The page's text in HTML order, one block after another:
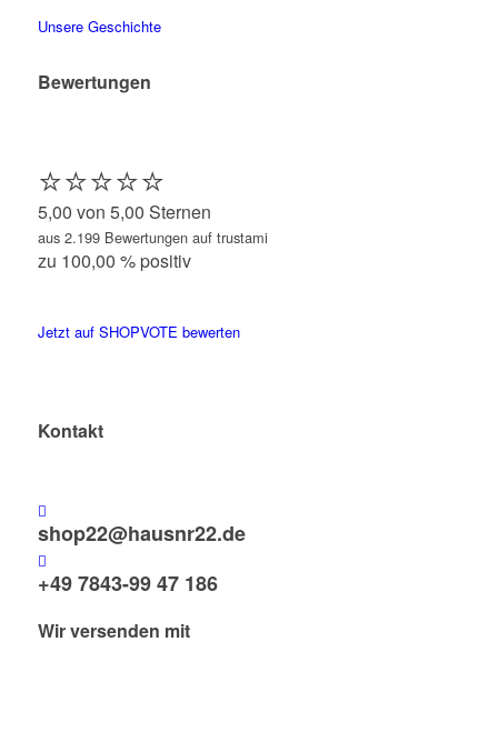
Unsere Geschichte
Bewertungen
⭐️⭐️⭐️⭐️⭐️
5,00 von 5,00 Sternen
aus 2.199 Bewertungen auf trustami
zu 100,00 % positiv
Jetzt auf SHOPVOTE bewerten
Kontakt
shop22@hausnr22.de
+49 7843-99 47 186
Wir versenden mit